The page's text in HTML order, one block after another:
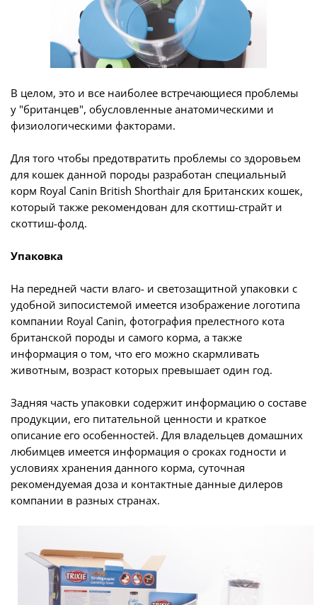
В целом, это и все наиболее встречающиеся проблемы
у "британцев", обусловленные анатомическими и
физиологическими факторами.
Для того чтобы предотвратить проблемы со здоровьем
для кошек данной породы разработан специальный
корм Royal Canin British Shorthair для Британских кошек,
который также рекомендован для скоттиш-страйт и
скоттиш-фолд.
Упаковка
На передней части влаго- и светозащитной упаковки с
удобной зипосистемой имеется изображение логотипа
компании Royal Canin, фотография прелестного кота
британской породы и самого корма, а также
информация о том, что его можно скармливать
животным, возраст которых превышает один год.
Задняя часть упаковки содержит информацию о составе
продукции, его питательной ценности и краткое
описание его особенностей. Для владельцев домашних
любимцев имеется информация о сроках годности и
условиях хранения данного корма, суточная
рекомендуемая доза и контактные данные дилеров
компании в разных странах.